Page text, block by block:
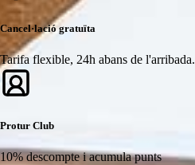
Cancel·lació gratuïta
Tarifa flexible, 24h abans de l'arribada.
Protur Club
10% descompte i acumula punts